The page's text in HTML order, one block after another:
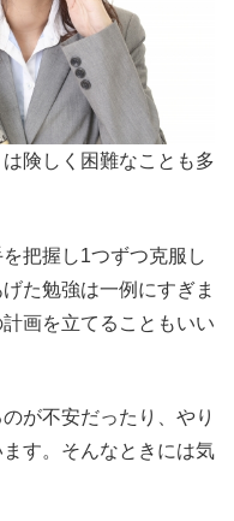
険しく困難なことも多
把握し1つずつ克服し
た勉強は一例にすぎま
画を立てることもいい
が不安だったり、やり
す。そんなときには気